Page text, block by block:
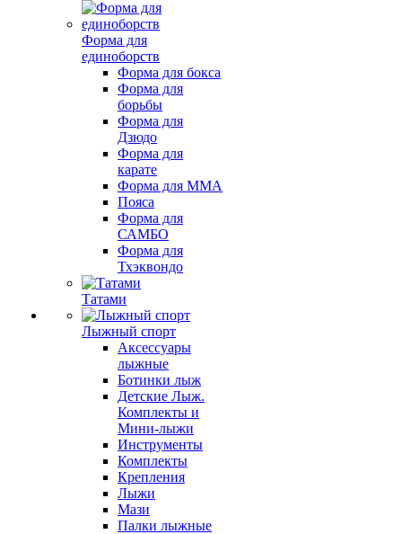
Форма для
единоборств
Форма для бокса
Форма для
борьбы
Форма для
Дзюдо
Форма для
карате
Форма для MMA
Пояса
Форма для
САМБО
Форма для
Тхэквондо
Татами
Лыжный спорт
Аксессуары
лыжные
Ботинки лыж
Детские Лыж.
Комплекты и
Мини-лыжи
Инструменты
Комплекты
Крепления
Лыжи
Мази
Палки лыжные